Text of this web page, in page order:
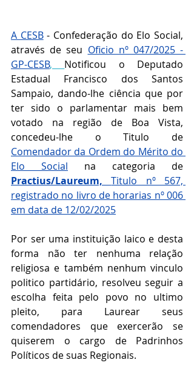
A CESB - Confederação do Elo Social,
através de seu Oficio nº 047/2025 -
GP-CESB, Notificou o Deputado
Estadual Francisco dos Santos
Sampaio, dando-lhe ciência que por
ter sido o parlamentar mais bem
votado na região de Boa Vista,
Comendador da Ordem do Mérito do
Elo Social
Practius/Laureum, Titulo nº 567,
registrado no livro de horarias nº 006
em data de 12/02/2025
Por ser uma instituição laico e desta
forma não ter nenhuma relação
religiosa e também nenhum vinculo
politico partidário, resolveu seguir a
escolha feita pelo povo no ultimo
pleito, para Laurear seus
comendadores que exercerão se
quiserem o cargo de Padrinhos
Políticos de suas Regionais.